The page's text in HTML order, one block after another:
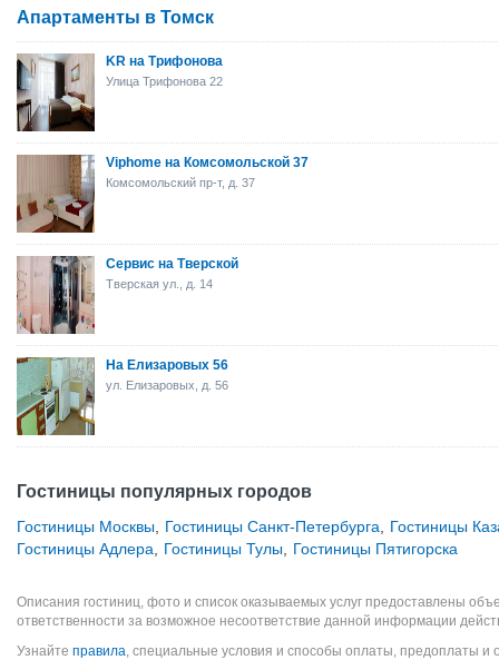
Апартаменты в Томск
KR на Трифонова
Улица Трифонова 22
Viphome на Комсомольской 37
Комсомольский пр-т, д. 37
Сервис на Тверской
Тверская ул., д. 14
На Елизаровых 56
ул. Елизаровых, д. 56
Гостиницы популярных городов
Гостиницы Москвы Гостиницы Санкт-Петербурга
Гостиницы
Гостиницы Адлера
Гостиницы Тулы Гостиницы Пятигорска
Описания гостиниц, фото и список оказываемых услуг предоставлены
ответственности за возможное несоответствие данной информации
Узнайте правила, специальные условия и способы оплаты, предоплаты и